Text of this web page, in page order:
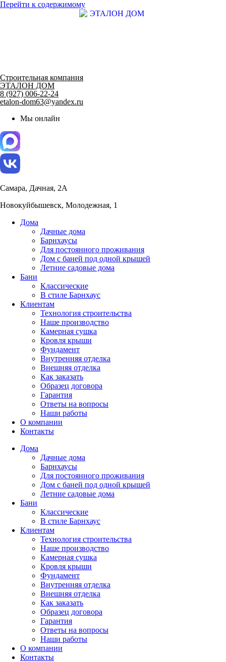
Перейти к содержимому
Строительная компания
ЭТАЛОН ДОМ
8 (927) 006-22-24
etalon-dom63@yandex.ru
Мы онлайн
Самара, Дачная, 2А
Новокуйбышевск, Молодежная, 1
Дома
Дачные дома
Барнхаусы
Для постоянного проживания
Дом с баней под одной крышей
Летние садовые дома
Бани
Классические
В стиле Барнхаус
Клиентам
Технология строительства
Наше производство
Камерная сушка
Кровля крыши
Фундамент
Внутренняя отделка
Внешняя отделка
Как заказать
Образец договора
Гарантия
Ответы на вопросы
Наши работы
О компании
Контакты
Дома
Дачные дома
Барнхаусы
Для постоянного проживания
Дом с баней под одной крышей
Летние садовые дома
Бани
Классические
В стиле Барнхаус
Клиентам
Технология строительства
Наше производство
Камерная сушка
Кровля крыши
Фундамент
Внутренняя отделка
Внешняя отделка
Как заказать
Образец договора
Гарантия
Ответы на вопросы
Наши работы
О компании
Контакты